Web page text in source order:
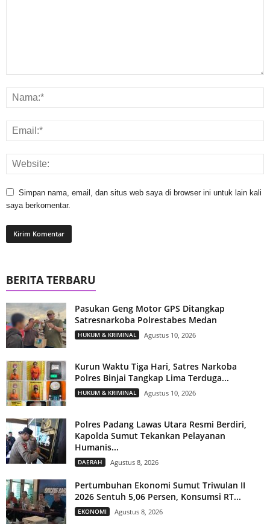
Simpan nama, email, dan situs web saya di browser ini untuk lain kali
saya berkomentar.
BERITA TERBARU
Pasukan Geng Motor GPS Ditangkap
Satresnarkoba Polrestabes Medan
HUKUM & KRIMINAL Agustus 10, 2026
Kurun Waktu Tiga Hari, Satres Narkoba
Polres Binjai Tangkap Lima Terduga...
HUKUM & KRIMINAL Agustus 10, 2026
Polres Padang Lawas Utara Resmi Berdiri,
Kapolda Sumut Tekankan Pelayanan
Humanis...
DAERAH Agustus 8, 2026
Pertumbuhan Ekonomi Sumut Triwulan II
2026 Sentuh 5,06 Persen, Konsumsi RT...
EKONOMI Agustus 8, 2026